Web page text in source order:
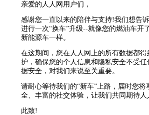
亲爱的人人网用户们，
感谢您一直以来的陪伴与支持!我们想告
进行一次“换车”升级--就像您的燃油车开
新能源车一样。
在这期间，您在人人网上的所有数据都
护，确保您的个人信息和隐私安全不受任
据安全，对我们来说至关重要。
请耐心等待我们的“新车”上路，届时您将
全、丰富的社交体验，让我们共同期待
此致!